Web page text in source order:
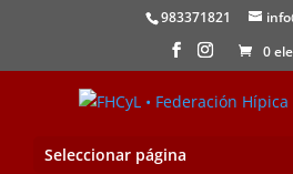
983371821
0
Seleccionar página